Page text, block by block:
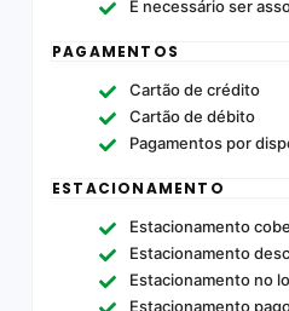
É necessário ser
PAGAMENTOS
Cartão de crédito
Cartão de débito
Pagamentos por
ESTACIONAMENTO
Estacionamento
Estacionamento
Estacionamento no
Estacionamento